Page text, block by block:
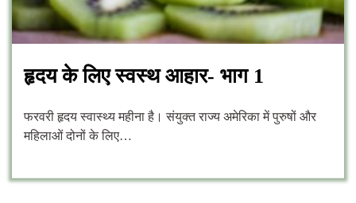
हृदय के लिए स्वस्थ आहार- भाग 1
फरवरी हृदय स्वास्थ्य महीना है। संयुक्त राज्य अमेरिका में पुरुषों और
महिलाओं दोनों के लिए…